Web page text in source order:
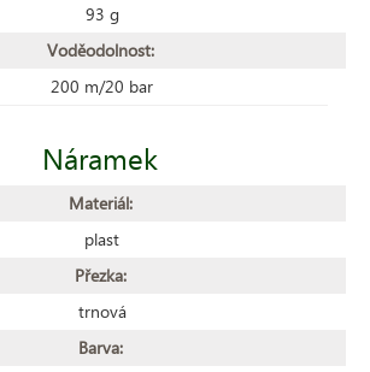
93 g
Voděodolnost:
200 m/20 bar
Náramek
Materiál:
plast
Přezka:
trnová
Barva: